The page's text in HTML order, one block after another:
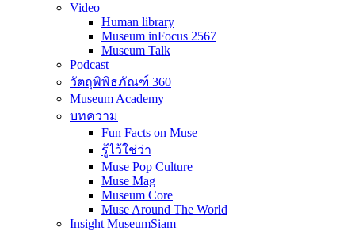
Video
Human library
Museum inFocus 2567
Museum Talk
Podcast
วัตถุพิพิธภัณฑ์ 360
Museum Academy
บทความ
Fun Facts on Muse
รู้ไว้ใช่ว่า
Muse Pop Culture
Muse Mag
Museum Core
Muse Around The World
Insight MuseumSiam